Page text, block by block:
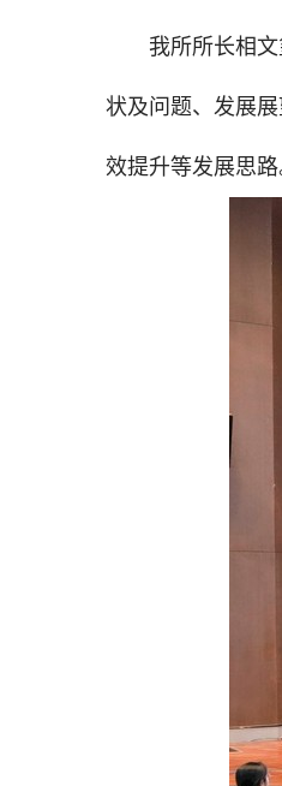
我所所长相
状及问题、发展
效提升等发展思